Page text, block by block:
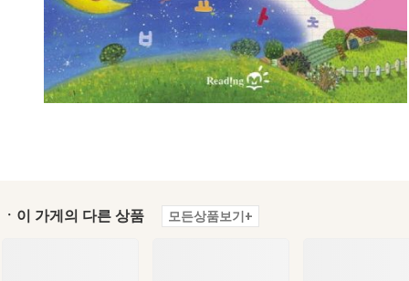
ㆍ이 가게의 다른 상품 모든상품보기+